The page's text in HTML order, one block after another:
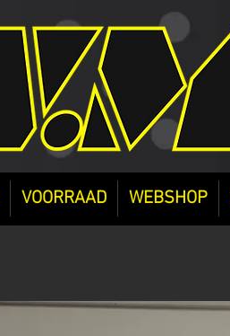
VOORRAAD WEBSHOP